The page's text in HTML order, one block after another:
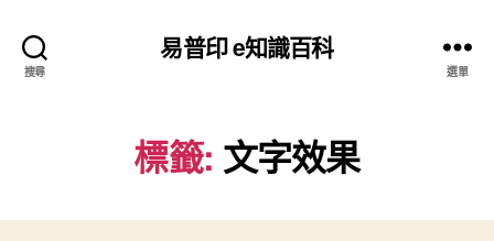
搜尋
易普印 e知識百科
選單
標籤: 文字效果